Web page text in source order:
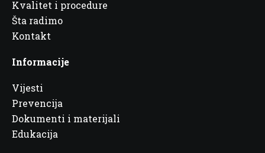
Kvalitet i procedure
Šta radimo
Kontakt
Informacije
Vijesti
Prevencija
Dokumenti i materijali
Edukacija